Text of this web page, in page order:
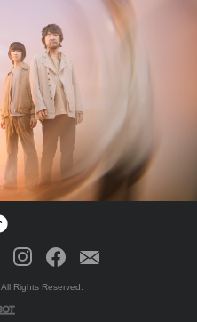
All Rights Reserved.